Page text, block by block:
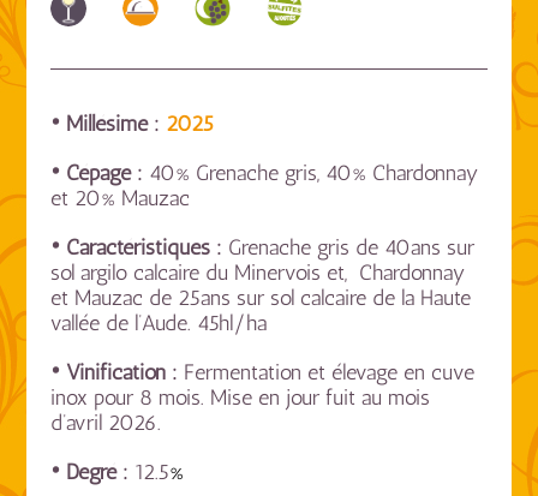
• Millésime : 2025
• Cépage : 40% Grenache gris, 40% Chardonnay
et 20% Mauzac
• Caractéristiques : Grenache gris de 40ans sur
sol argilo calcaire du Minervois et, Chardonnay
et Mauzac de 25ans sur sol calcaire de la Haute
vallée de l’Aude. 45hl/ha
• Vinification : Fermentation et élevage en cuve
inox pour 8 mois. Mise en jour fuit au mois
d’avril 2026.
• Degré : 12.5%